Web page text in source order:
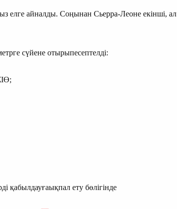
елге айналды. Соңынан Сьерра-Леоне екінші, ал
сүйене отырыпесептелді:
қабылдауғаықпал ету бөлігінде